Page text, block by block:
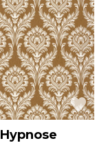
Hypnose